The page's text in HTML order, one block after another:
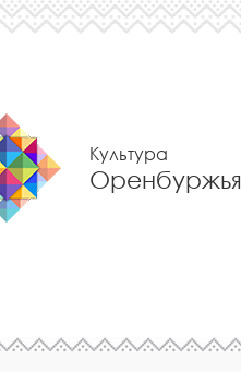
Культура
Оренбуржья